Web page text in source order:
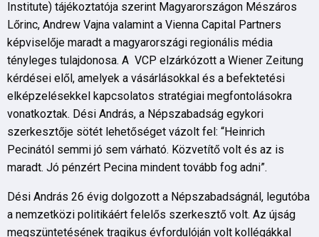
Institute) tájékoztatója szerint Magyarországon Mészáros
Lőrinc, Andrew Vajna valamint a Vienna Capital Partners
képviselője maradt a magyarországi regionális média
tényleges tulajdonosa. A VCP elzárkózott a Wiener Zeitung
kérdései elől, amelyek a vásárlásokkal és a befektetési
elképzelésekkel kapcsolatos stratégiai megfontolásokra
vonatkoztak. Dési András, a Népszabadság egykori
szerkesztője sötét lehetőséget vázolt fel: “Heinrich
Pecinától semmi jó sem várható. Közvetítő volt és az is
maradt. Jó pénzért Pecina mindent tovább fog adni”.
Dési András 26 évig dolgozott a Népszabadságnál, legutóba
a nemzetközi politikáért felelős szerkesztő volt. Az újság
megszüntetésének tragikus évfordulóján volt kollégákkal